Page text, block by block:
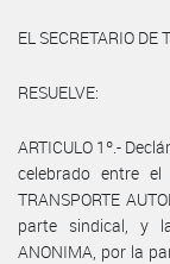
EL SECRETARIO DE
RESUELVE:
ARTICULO 1º.-
celebrado entre el
TRANSPORTE
parte sindical, y la
ANONIMA, por la